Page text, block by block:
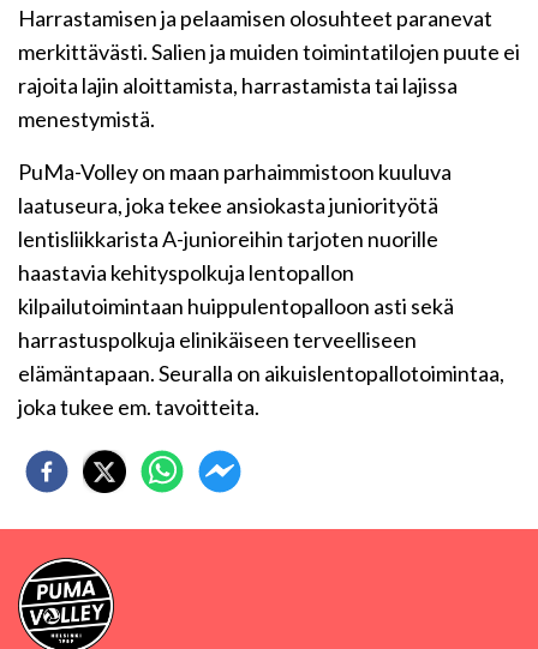
Harrastamisen ja pelaamisen olosuhteet paranevat
merkittävästi. Salien ja muiden toimintatilojen puute ei
rajoita lajin aloittamista, harrastamista tai lajissa
menestymistä.
PuMa-Volley on maan parhaimmistoon kuuluva
laatuseura, joka tekee ansiokasta juniorityötä
lentisliikkarista A-junioreihin tarjoten nuorille
haastavia kehityspolkuja lentopallon
kilpailutoimintaan huippulentopalloon asti sekä
harrastuspolkuja elinikäiseen terveelliseen
elämäntapaan. Seuralla on aikuislentopallotoimintaa,
joka tukee em. tavoitteita.